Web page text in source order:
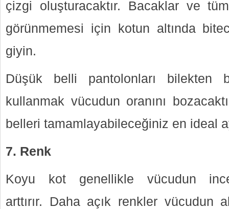
çizgi oluşturacaktır. Bacaklar ve
görünmemesi için kotun altında
giyin.
Düşük belli pantolonları bilekten
kullanmak vücudun oranını
belleri tamamlayabileceğiniz en ideal
7. Renk
Koyu kot genellikle vücudun
arttırır. Daha açık renkler vücudun